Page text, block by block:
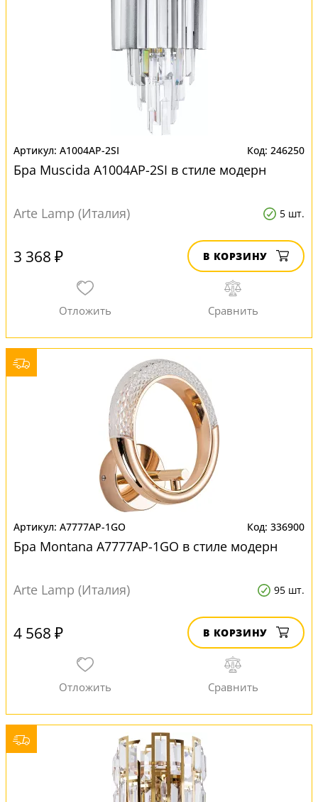
A1004AP-2SI 246250
Бра Muscida A1004AP-2SI в стиле модерн
Arte Lamp (Италия) 5 шт.
3 368 ₽ В КОРЗИНУ
A7777AP-1GO 336900
Бра Montana A7777AP-1GO в стиле модерн
Arte Lamp (Италия) 95 шт.
4 568 ₽ В КОРЗИНУ